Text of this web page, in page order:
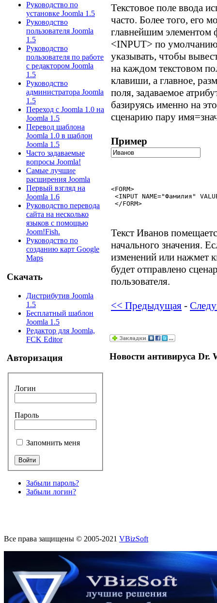
Руководство по
установке Joomla 1.5
Руководство
пользователя Joomla
1.5
Руководство
пользователя по работе
с редактором Joomla
1.5
Руководство
администратора Joomla
1.5
Переход с Joomla 1.0 на
Joomla 1.5
Перевод шаблона
Joomla 1.0 в шаблон
Joomla 1.5
Часто задаваемые
вопросы Joomla!
Самые лучшие
расширения Joomla
Первый взгляд на
Joomla 1.6
Руководство перевода
сайта на несколько
языков с помощью
Joom!Fish.
Руководство по
созданию карт Google
Maps
Скачать
Дистрибутив Joomla
1.5
Бесплатный шаблон
Joomla 1.5
Редактор для Joomla,
FCK Editor
Авторизация
Логин
Пароль
Запомнить меня
Забыли пароль?
Забыли логин?
Текстовое поле ввода
часто. Более того, его
главнейшим элементом
<INPUT> по
указывать, чтобы
на каждом текстовом
клавиши, а главное,
поля, задаваемое
базируясь именно на
сценарию пару
Пример
<FORM>
<INPUT NAME="Фамилия"
</FORM>
Текст Иванов
начального значения.
изменений или нажмет
будет отправлено
пользователя.
<< Предыдущая -
Новости антивируса Dr.
Все права защищены © 2005-2021 VBizSoft